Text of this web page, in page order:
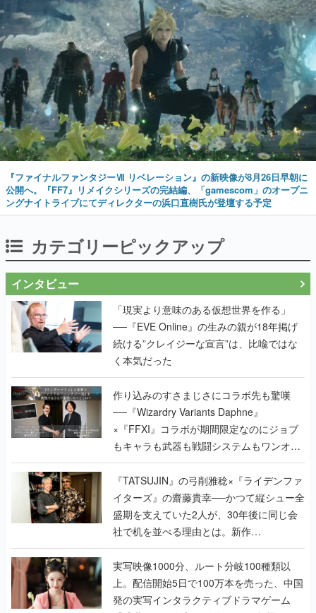
『ファイナルファンタジーⅦ リベレーション』の新映像が8月26日早朝に
公開へ。『FF7』リメイクシリーズの完結編、「gamescom」のオープニ
ングナイトライブにてディレクターの浜口直樹氏が登壇する予定
カテゴリーピックアップ
インタビュー
「現実より意味のある仮想世界を作る」
──『EVE Online』の生みの親が18年掲げ
続ける”クレイジーな宣言”は、比喩ではな
く本気だった
作り込みのすさまじさにコラボ先も驚嘆
──『Wizardry Variants Daphne』
×『FFXI』コラボが期間限定なのにジョブ
もキャラも武器も戦闘システムもワンオフ
で作り込まれた理由を両ディレクターに聞
く
『TATSUJIN』の弓削雅稔×『ライデンファ
イターズ』の齋藤貴幸──かつて縦シュー全
盛期を支えていた2人が、30年後に同じ会
社で机を並べる理由とは。新作
『TATSUJIN EXTREME』で初タッグを組
んだレジェンド2人に訊く開発秘話
実写映像1000分、ルート分岐100種類以
上。配信開始5日で100万本を売った、中国
発の実写インタラクティブドラマゲーム